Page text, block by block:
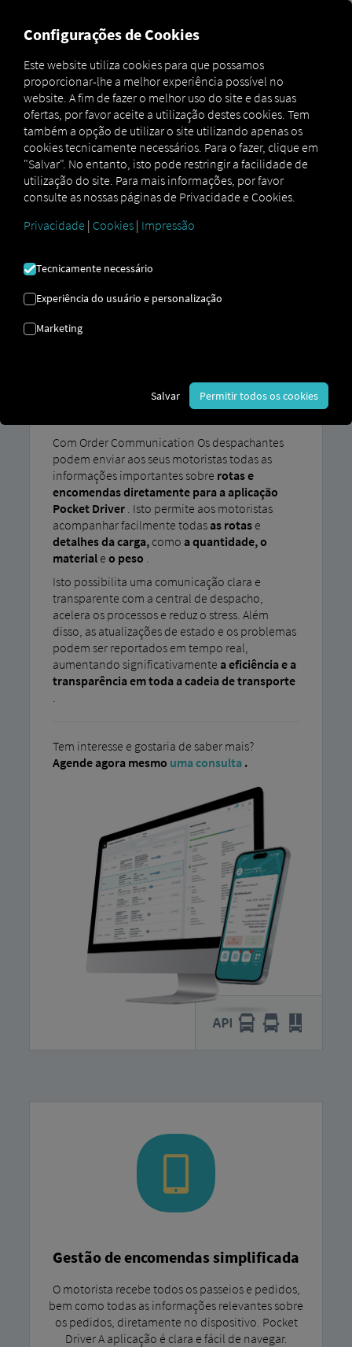
Marketplace Order Communication
ORDER
COMMUNICATION
– eficiente, direta e multilingue.
conduzem frequentemente a mal-entendidos e
a procedimentos ineficientes no sector dos
Com Order Communication Os despachantes
podem enviar aos seus motoristas todas as
informações importantes sobre rotas e
encomendas diretamente para a aplicação
Pocket Driver. Isto permite aos motoristas
acompanhar facilmente todasas rotase
detalhes da carga,como a quantidade, o
materiale o peso
Isto possibilita uma comunicação clara e
transparente com a central de despacho,
acelera os processos e reduz o stress. Além
disso, as atualizações de estado e os problemas
podem ser reportados em tempo real,
aumentando significativamente a eficiência e a
transparência em toda a cadeia de transporte
.
Tem interesse e gostaria de saber mais?
Agende agora mesmo uma consulta .
Gestão de encomendas simplificada
O motorista recebe todos os passeios e pedidos,
bem como todas as informações relevantes sobre
os pedidos, diretamente no dispositivo. Pocket
Driver A aplicação é clara e fácil de navegar.
Configurações de Cookies
Este website utiliza cookies para que possamos
proporcionar-lhe a melhor experiência possível no
website. A fim de fazer o melhor uso do site e das suas
ofertas, por favor aceite a utilização destes cookies. Tem
também a opção de utilizar o site utilizando apenas os
cookies tecnicamente necessários. Para o fazer, clique em
"Salvar". No entanto, isto pode restringir a facilidade de
utilização do site. Para mais informações, por favor
consulte as nossas páginas de Privacidade e Cookies.
Privacidade | Cookies | Impressão
Tecnicamente necessário
Experiência do usuário e personalização
Marketing
Salvar Permitir todos os cookies